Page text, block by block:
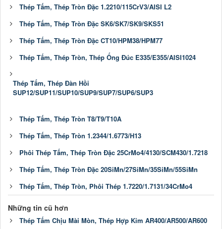
Thép Tấm, Thép Tròn Đặc 1.2210/115CrV3/AISI L2
Thép Tấm, Thép Tròn Đặc SK6/SK7/SK9/SKS51
Thép Tấm, Thép Tròn Đặc CT10/HPM38/HPM77
Thép Tấm, Thép Tròn, Thép Ống Đúc E335/E355/AISI1024
Thép Tấm, Thép Đàn Hồi
SUP12/SUP11/SUP10/SUP9/SUP7/SUP6/SUP3
Thép Tấm, Thép Tròn T8/T9/T10A
Thép Tấm, Thép Tròn 1.2344/1.6773/H13
Phôi Thép Tấm, Thép Tròn Đặc 25CrMo4/4130/SCM430/1.7218
Thép Tấm, Thép Tròn Đặc 20SiMn/27SiMn/35SiMn/55SiMn
Thép Tấm, Thép Tròn, Phôi Thép 1.7220/1.7131/34CrMo4
Những tin cũ hơn
Thép Tấm Chịu Mài Mòn, Thép Hợp Kim AR400/AR500/AR600